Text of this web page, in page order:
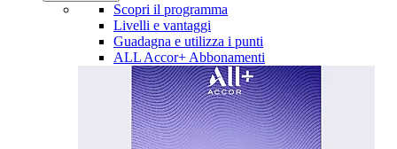
Scopri il programma
Livelli e vantaggi
Guadagna e utilizza i punti
ALL Accor+ Abbonamenti